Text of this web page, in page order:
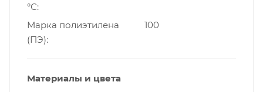
°С
Марка полиэтилена
(ПЭ)
100
Материалы и цвета